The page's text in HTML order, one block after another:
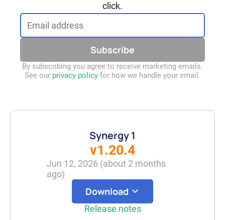
click.
Email address
Subscribe
By subscribing you agree to receive marketing emails.
See our privacy policy for how we handle your email.
Synergy 1
v1.20.4
Jun 12, 2026 (about 2 months
ago)
Download
Release notes